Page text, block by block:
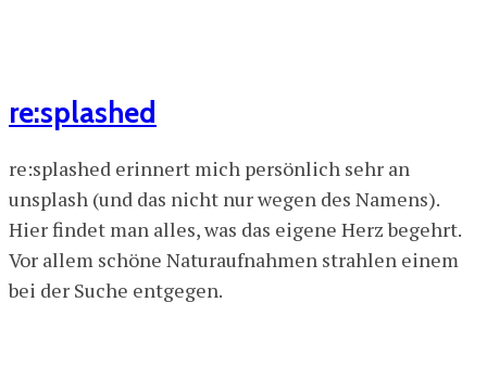
re:splashed
re:splashed erinnert mich persönlich sehr an
unsplash (und das nicht nur wegen des Namens).
Hier findet man alles, was das eigene Herz begehrt.
Vor allem schöne Naturaufnahmen strahlen einem
bei der Suche entgegen.